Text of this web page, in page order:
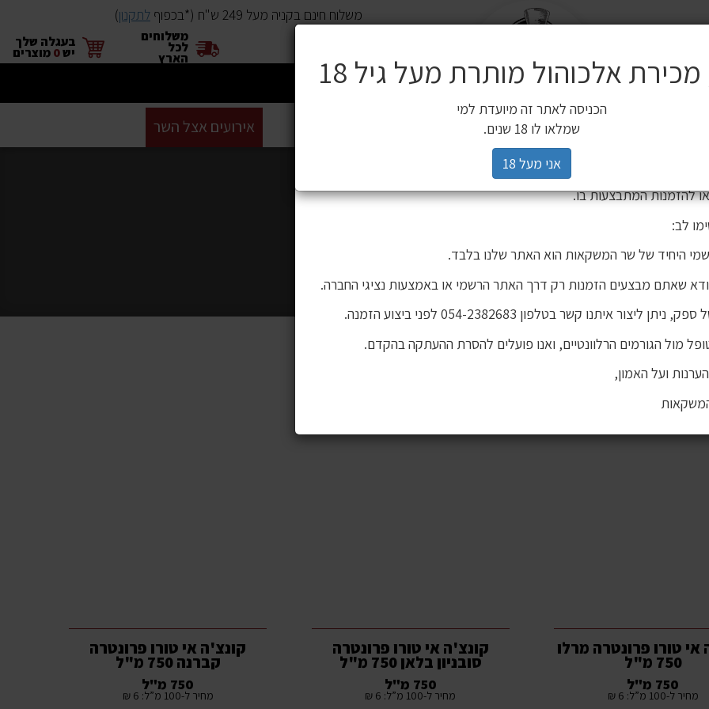
משלוח חינם בקניה מעל 249 ש"ח (*בכפוף לתקנון)
משלוחים
לכל
הארץ
בעגלה שלך
יש0מוצרים
משלימים SALE
אירועים אצל השר
אי טורו פרונטרה מרלו
750 מ"ל
750 מ"ל
מחיר ל-100 מ”ל: 6 ₪
קונצ'ה אי טורו פרונטרה
סובניון בלאן 750 מ"ל
750 מ"ל
מחיר ל-100 מ”ל: 6 ₪
קונצ'ה אי טורו פרונטרה
קברנה 750 מ"ל
750 מ"ל
מחיר ל-100 מ”ל: 6 ₪
זיהינו כי גורם חיצוני העתיק את אתר האינטרנט שלנו ואת תכניו, ואף עושה בהם
אישור. מדובר באתר שאינו שייך לחברת שר המשקאות, ואיננו אחראים לתוכן,
להזמנות המתבצעות בו.
לב:
היחיד של שר המשקאות הוא האתר שלנו בלבד.
שאתם מבצעים הזמנות רק דרך האתר הרשמי או באמצעות נציגי החברה.
ליצור איתנו קשר בטלפון 054-2382683 לפני ביצוע הזמנה.
מול הגורמים הרלוונטיים, ואנו פועלים להסרת ההעתקה בהקדם.
ועל האמון,
מכירת אלכוהול מותרת מעל גיל 18
הכניסה לאתר זה מיועדת למי
שמלאו לו 18 שנים.
אני מעל 18